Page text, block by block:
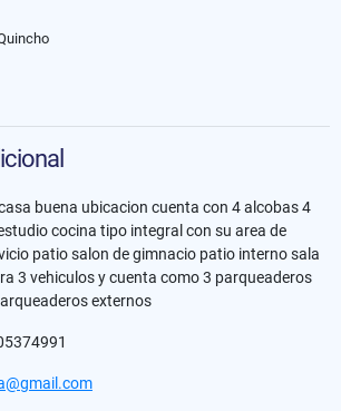
buena ubicacion cuenta con 4 alcobas 4
cocina tipo integral con su area de
patio salon de gimnacio patio interno sala
3 vehiculos y cuenta como 3 parqueaderos
externos